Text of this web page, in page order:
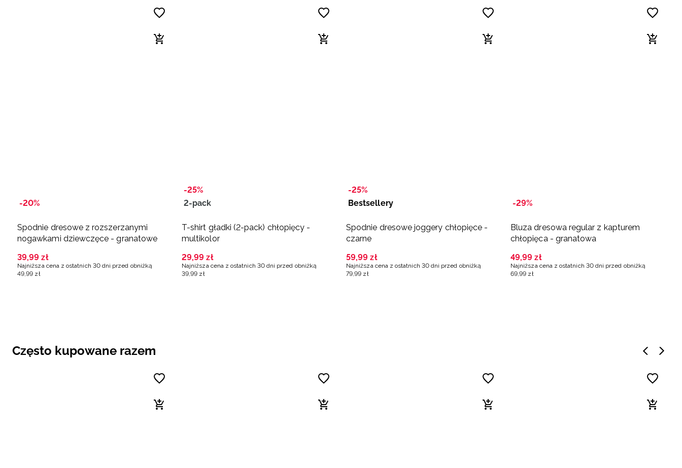
-20%
Spodnie dresowe z rozszerzanymi
nogawkami dziewczęce - granatowe
39,99 zł
Najniższa cena z ostatnich 30 dni przed obniżką
49,99 zł
-25%
2-pack
T-shirt gładki (2-pack) chłopięcy -
multikolor
29,99 zł
Najniższa cena z ostatnich 30 dni przed obniżką
39,99 zł
-25%
Bestsellery
Spodnie dresowe joggery chłopięce -
czarne
59,99 zł
Najniższa cena z ostatnich 30 dni przed obniżką
79,99 zł
-29%
Bluza dresowa regular z kapturem
chłopięca - granatowa
49,99 zł
Najniższa cena z ostatnich 30 dni przed obniżką
69,99 zł
Często kupowane razem